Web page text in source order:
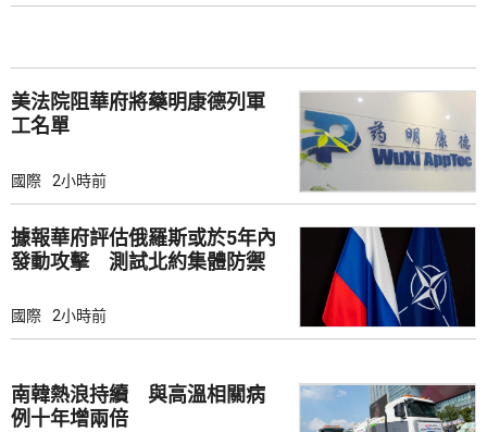
美法院阻華府將藥明康德列軍
工名單
國際 2小時前
據報華府評估俄羅斯或於5年內
發動攻擊 測試北約集體防禦
國際 2小時前
南韓熱浪持續 與高溫相關病
例十年增兩倍